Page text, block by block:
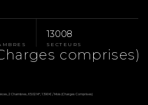
13008
SECTEURS
comprises)
2 Chambres, 65.02 M², 1 390 € / Mois (Charges Comprises)